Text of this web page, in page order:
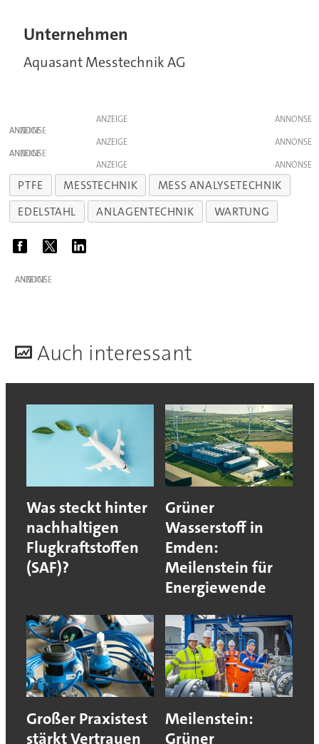
Unternehmen
Aquasant Messtechnik AG
ANZEIGE
ANZEIGE
ANZEIGE
ANZEIGE
ANZEIGE
PTFE MESSTECHNIK
MESS ANALYSETECHNIK
EDELSTAHL
ANLAGENTECHNIK WARTUNG
ANZEIGE
Auch interessant
Was steckt hinter
nachhaltigen
Flugkraftstoffen
(SAF)?
Grüner
Wasserstoff in
Emden:
Meilenstein für
Energiewende
Großer Praxistest
stärkt Vertrauen
Meilenstein:
Grüner